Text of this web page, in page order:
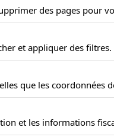
des pages pour
et appliquer des filtres.
que les
et les informations